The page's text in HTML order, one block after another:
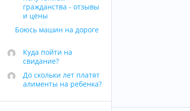
гражданства - отзывы
и цены
Боюсь машин на дороге
Куда пойти на
свидание?
До скольки лет платят
алименты на ребенка?